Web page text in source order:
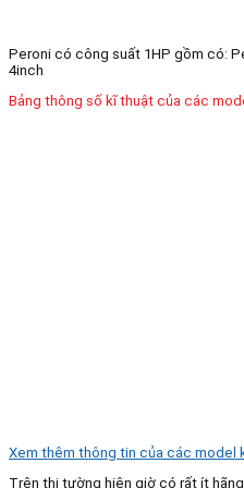
Peroni có công suất 1HP gồm có:
4inch
Bảng thông số kĩ thuật của các
Xem thêm thông tin của các model
Trên thị tường hiện giờ có rất ít